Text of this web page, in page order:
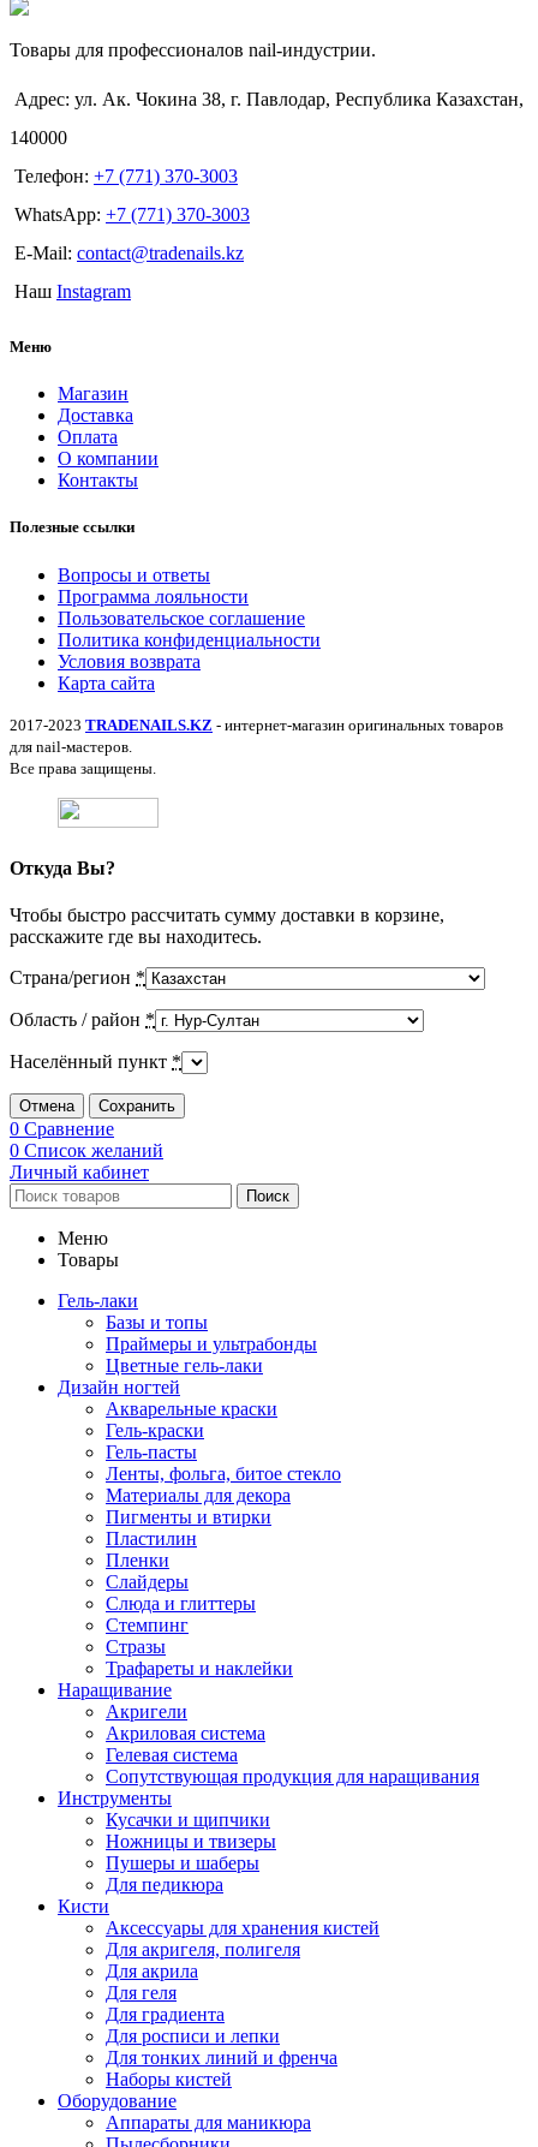
Товары для профессионалов nail-индустрии.
Адрес: ул. Ак. Чокина 38, г. Павлодар, Республика Казахстан,
140000
Телефон: +7 (771) 370-3003
WhatsApp: +7 (771) 370-3003
E-Mail: contact@tradenails.kz
Наш Instagram
Меню
Магазин
Доставка
Оплата
О компании
Контакты
Полезные ссылки
Вопросы и ответы
Программа лояльности
Пользовательское соглашение
Политика конфиденциальности
Условия возврата
Карта сайта
2017-2023 TRADENAILS.KZ - интернет-магазин оригинальных товаров
для nail-мастеров.
Все права защищены.
Откуда Вы?
Чтобы быстро рассчитать сумму доставки в корзине,
расскажите где вы находитесь.
Страна/регион *
Область / район *
Населённый пункт *
Отмена Сохранить
0 Сравнение
0 Список желаний
Личный кабинет
Поиск
Меню
Товары
Гель-лаки
Базы и топы
Праймеры и ультрабонды
Цветные гель-лаки
Дизайн ногтей
Акварельные краски
Гель-краски
Гель-пасты
Ленты, фольга, битое стекло
Материалы для декора
Пигменты и втирки
Пластилин
Пленки
Слайдеры
Слюда и глиттеры
Стемпинг
Стразы
Трафареты и наклейки
Наращивание
Акригели
Акриловая система
Гелевая система
Сопутствующая продукция для наращивания
Инструменты
Кусачки и щипчики
Ножницы и твизеры
Пушеры и шаберы
Для педикюра
Кисти
Аксессуары для хранения кистей
Для акригеля, полигеля
Для акрила
Для геля
Для градиента
Для росписи и лепки
Для тонких линий и френча
Наборы кистей
Оборудование
Аппараты для маникюра